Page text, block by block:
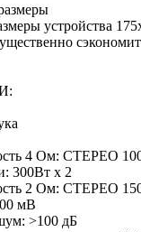
устройства
4 Ом: СТЕРЕО
300Вт х 2
2 Ом: СТЕРЕО
мВ
>100 дБ